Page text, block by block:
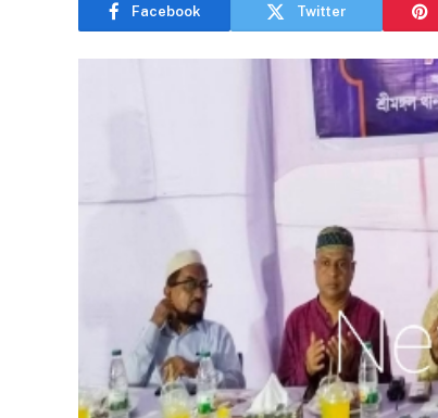
Facebook Twitter